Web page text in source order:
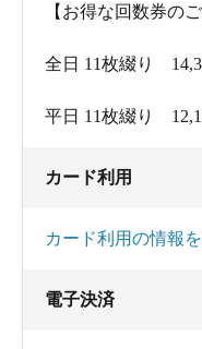
【お得な回数券のご
全日 11枚綴り
平日 11枚綴り
カード利用
カード利用の情報
電子決済